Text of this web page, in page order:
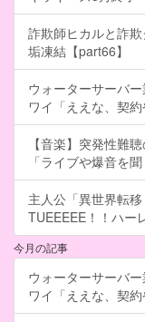
詐欺師ヒカルと詐
垢凍結【part66】
ウォーターサーバ
ワイ「ええな、契約
【音楽】突発性難
「ライブや爆音を
主人公「異世界転
TUEEEEE！！ハー
今月の記事
ウォーターサーバ
ワイ「ええな、契約